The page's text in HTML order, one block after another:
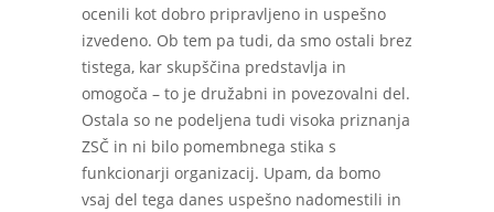
ocenili kot dobro pripravljeno in uspešno
izvedeno. Ob tem pa tudi, da smo ostali brez
tistega, kar skupščina predstavlja in
omogoča – to je družabni in povezovalni del.
Ostala so ne podeljena tudi visoka priznanja
ZSČ in ni bilo pomembnega stika s
funkcionarji organizacij. Upam, da bomo
vsaj del tega danes uspešno nadomestili in